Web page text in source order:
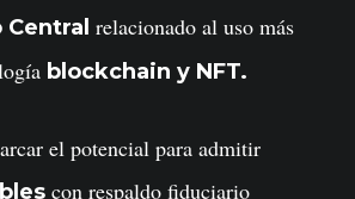
relacionado al uso más
blockchain y NFT.
el potencial para admitir
con respaldo fiduciario